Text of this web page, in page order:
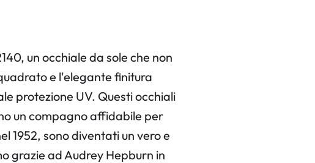
un occhiale da sole che non
e l'elegante finitura
protezione UV. Questi occhiali
un compagno affidabile per
1952, sono diventati un vero e
grazie ad Audrey Hepburn in